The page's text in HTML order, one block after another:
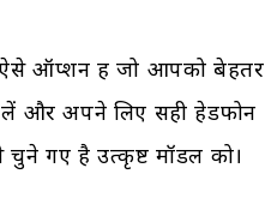
ऐसे ऑप्शन हैं जो आपको बेहतर
लें और अपने लिए सही हेडफोन
गए है उत्कृष्ट मॉडल को।